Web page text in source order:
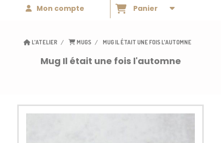
Mon compte Panier
L'ATELIER MUGS MUG IL ÉTAIT UNE FOIS L'AUTOMNE
Mug Il était une fois l'automne